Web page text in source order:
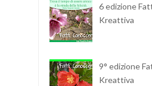
6 edizione
Kreattiva
9° edizione
Kreattiva